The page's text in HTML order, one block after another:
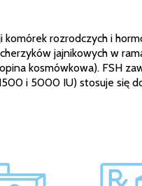
rozrodczych i
jajnikowych w
kosmówkowa). FSH
i 5000 IU) stosuje się